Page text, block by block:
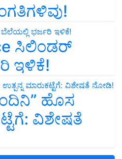
ಸಿಲಿಂಡರ್‌
ಇಳಿಕೆ!
ಹೊಸ
ವಿಶೇಷತೆ